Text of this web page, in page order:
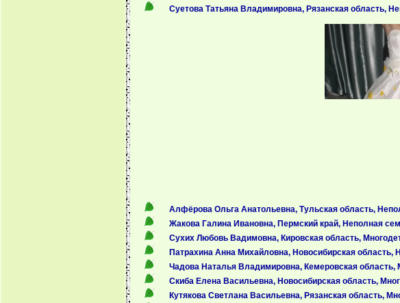
Суетова Татьяна Владимировна, Рязанская область,
Алфёрова Ольга Анатольевна, Тульская область,
Жакова Галина Ивановна, Пермский край, Неполная
Сухих Любовь Вадимовна, Кировская область,
Патрахина Анна Михайловна, Новосибирская
Чадова Наталья Владимировна, Кемеровская
Скиба Елена Васильевна, Новосибирская область,
Кутякова Светлана Васильевна, Рязанская область,